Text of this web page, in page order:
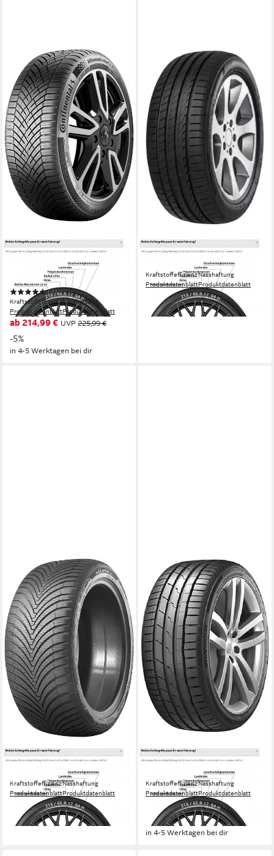
CONTINENTAL
Ganzjahresreifen
CONTINENTAL
(1)
Kraftstoffeffizienz
Produktdatenblatt
Nasshaftung
Produktdatenblatt
ab 214,99 € UVP 225,99 €
-5%
in 4-5 Werktagen bei dir
IMPERIAL
Sommerreifen ECOSPORT 2
Kraftstoffeffizienz
Produktdatenblatt
Nasshaftung
Produktdatenblatt
ab 98,99 €
in 4-5 Werktagen bei dir
KUMHO
Ganzjahresreifen KUMHO
Kraftstoffeffizienz
Produktdatenblatt
Nasshaftung
Produktdatenblatt
ab 169,99 €
in 4-5 Werktagen bei dir
HANKOOK
Sommerreifen HANKOOK
Kraftstoffeffizienz
Produktdatenblatt
Nasshaftung
Produktdatenblatt
ab 166,99 € UVP176,99 €
-6%
in 4-5 Werktagen bei dir